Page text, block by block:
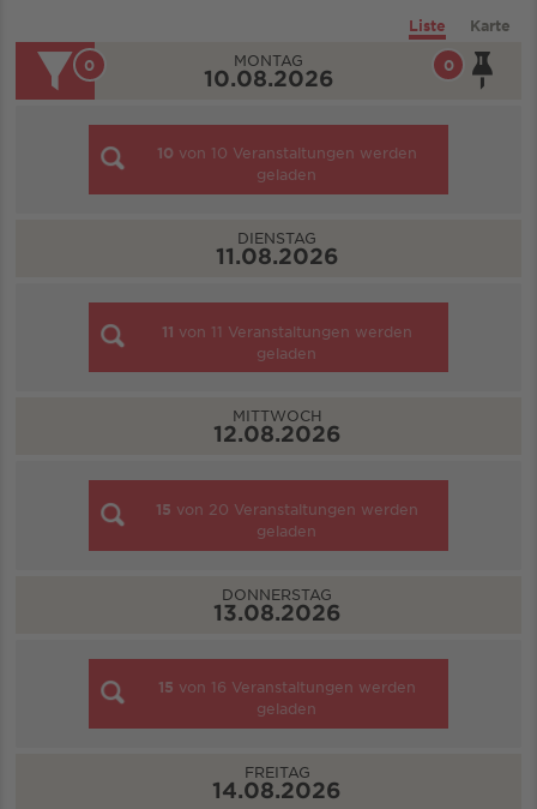
Liste Karte
0
0 MONTAG
10.08.2026
10 von 10 Veranstaltungen werden
geladen
DIENSTAG
11.08.2026
11 von 11 Veranstaltungen werden
geladen
MITTWOCH
12.08.2026
15 von 20 Veranstaltungen werden
geladen
DONNERSTAG
13.08.2026
15 von 16 Veranstaltungen werden
geladen
FREITAG
14.08.2026